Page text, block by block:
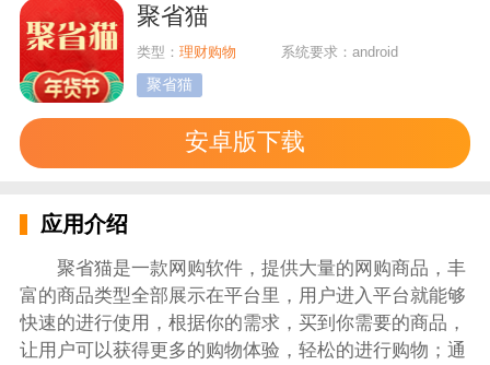
聚省猫
类型：理财购物 系统要求：android
聚省猫
安卓版下载
应用介绍
聚省猫是一款网购软件，提供大量的网购商品，丰
富的商品类型全部展示在平台里，用户进入平台就能够
快速的进行使用，根据你的需求，买到你需要的商品，
让用户可以获得更多的购物体验，轻松的进行购物；通